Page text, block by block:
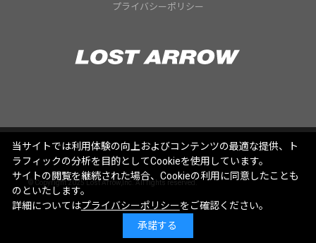
プライバシーポリシー
© Copyright 2025 Lost Arrow,Inc. All rights reserved.
当サイトでは利用体験の向上およびコンテンツの最適な提供、ト
ラフィックの分析を目的としてCookieを使用しています。
サイトの閲覧を継続された場合、Cookieの利用に同意したことも
のといたします。
詳細についてはプライバシーポリシーをご確認ください。
承諾する